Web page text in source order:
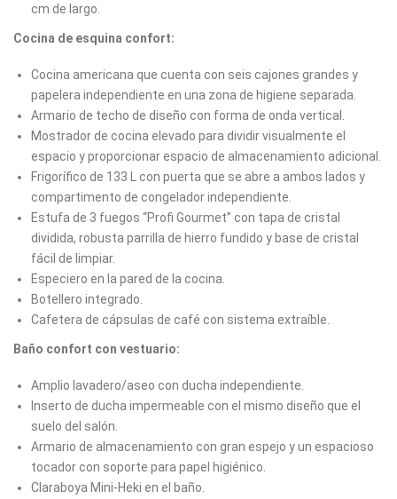
cm de largo.
Cocina de esquina confort:
Cocina americana que cuenta con seis cajones grandes y
papelera independiente en una zona de higiene separada.
Armario de techo de diseño con forma de onda vertical.
Mostrador de cocina elevado para dividir visualmente el
espacio y proporcionar espacio de almacenamiento adicional.
Frigorífico de 133 L con puerta que se abre a ambos lados y
compartimento de congelador independiente.
Estufa de 3 fuegos “Profi Gourmet” con tapa de cristal
dividida, robusta parrilla de hierro fundido y base de cristal
fácil de limpiar.
Especiero en la pared de la cocina.
Botellero integrado.
Cafetera de cápsulas de café con sistema extraíble.
Baño confort con vestuario:
Amplio lavadero/aseo con ducha independiente.
Inserto de ducha impermeable con el mismo diseño que el
suelo del salón.
Armario de almacenamiento con gran espejo y un espacioso
tocador con soporte para papel higiénico.
Claraboya Mini-Heki en el baño.